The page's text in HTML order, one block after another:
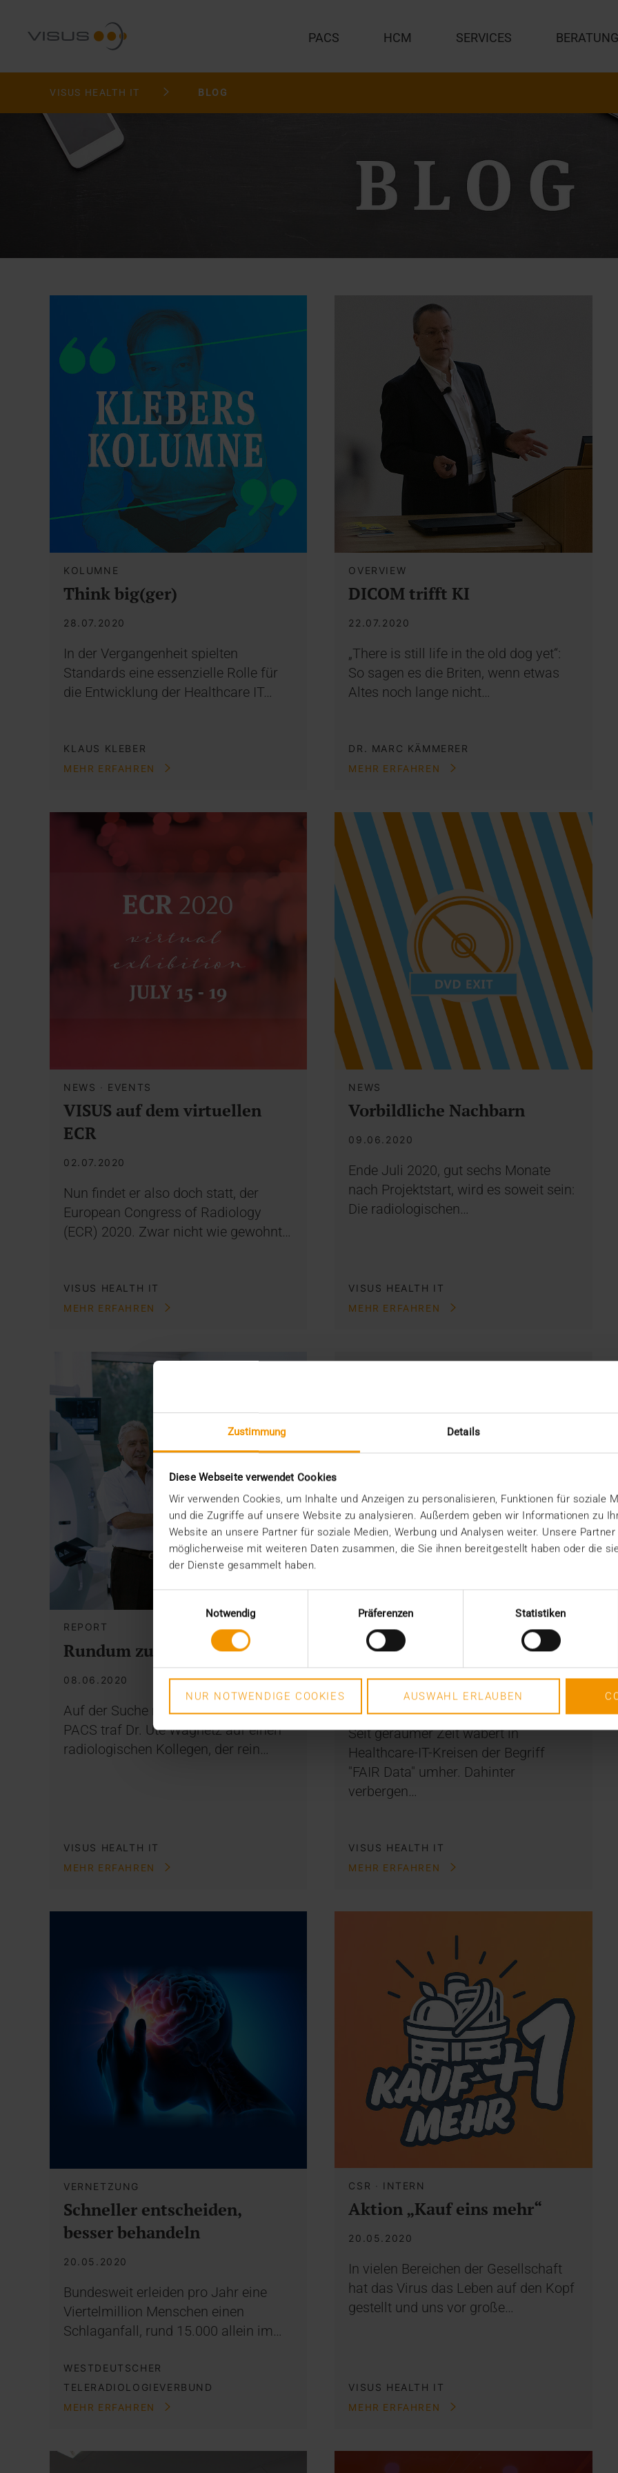
Zustimmung Details
Diese Webseite verwendet Cookies
Wir verwenden Cookies, um Inhalte und Anzeigen zu personalisieren, Funktionen für soziale
und die Zugriffe auf unsere Website zu analysieren. Außerdem geben wir Informationen zu
Website an unsere Partner für soziale Medien, Werbung und Analysen weiter. Unsere
möglicherweise mit weiteren Daten zusammen, die Sie ihnen bereitgestellt haben oder die
der Dienste gesammelt haben.
Notwendig
Präferenzen Statistiken
NUR NOTWENDIGE COOKIES AUSWAHL ERLAUBEN
PACS HCM SERVICES BERATUNG
VISUS HEALTH IT BLOG
KOLUMNE
Think big(ger)
28.07.2020
In der Vergangenheit spielten
Standards eine essenzielle Rolle für
die Entwicklung der Healthcare IT…
KLAUS KLEBER
MEHR ERFAHREN
OVERVIEW
DICOM trifft KI
22.07.2020
„There is still life in the old dog yet“:
So sagen es die Briten, wenn etwas
Altes noch lange nicht…
DR. MARC KÄMMERER
MEHR ERFAHREN
NEWS · EVENTS
VISUS auf dem virtuellen
ECR
02.07.2020
Nun findet er also doch statt, der
European Congress of Radiology
(ECR) 2020. Zwar nicht wie gewohnt…
VISUS HEALTH IT
MEHR ERFAHREN
NEWS
Vorbildliche Nachbarn
09.06.2020
Ende Juli 2020, gut sechs Monate
nach Projektstart, wird es soweit sein:
Die radiologischen…
VISUS HEALTH IT
MEHR ERFAHREN
REPORT
Rundum zufrieden
08.06.2020
Auf der Suche nach einem neuen
PACS traf Dr. Ute Wagnetz auf einen
radiologischen Kollegen, der rein…
VISUS HEALTH IT
MEHR ERFAHREN
OVERVIEW
Zeit für mehr FAIR-Play in
der Medizin
27.05.2020
Seit geraumer Zeit wabert in
Healthcare-IT-Kreisen der Begriff
"FAIR Data" umher. Dahinter
verbergen…
VISUS HEALTH IT
MEHR ERFAHREN
VERNETZUNG
Schneller entscheiden,
besser behandeln
20.05.2020
Bundesweit erleiden pro Jahr eine
Viertelmillion Menschen einen
Schlaganfall, rund 15.000 allein im…
WESTDEUTSCHER
TELERADIOLOGIEVERBUND
MEHR ERFAHREN
CSR · INTERN
Aktion „Kauf eins mehr“
20.05.2020
In vielen Bereichen der Gesellschaft
hat das Virus das Leben auf den Kopf
gestellt und uns vor große…
VISUS HEALTH IT
MEHR ERFAHREN